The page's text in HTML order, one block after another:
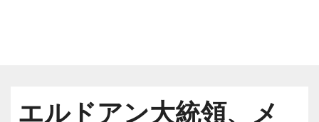
エルドアン大統領、メ